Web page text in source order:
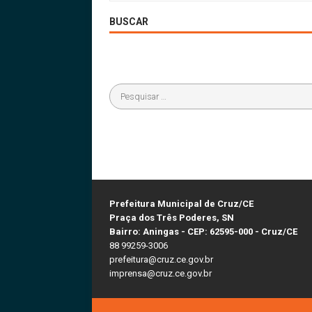
BUSCAR
Prefeitura Municipal de Cruz/CE
Praça dos Três Poderes, SN
Bairro: Aningas - CEP: 62595-000 - Cruz/CE
88 99259-3006
prefeitura@cruz.ce.gov.br
imprensa@cruz.ce.gov.br